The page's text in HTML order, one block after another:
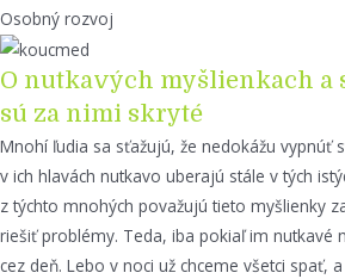
Osobný rozvoj
O nutkavých myšlienkach a
sú za nimi skryté
Mnohí ľudia sa sťažujú, že nedokážu vypnúť
v ich hlavách nutkavo uberajú stále v tých
z týchto mnohých považujú tieto myšlienky
riešiť problémy. Teda, iba pokiaľ im nutkavé
cez deň. Lebo v noci už chceme všetci spať,